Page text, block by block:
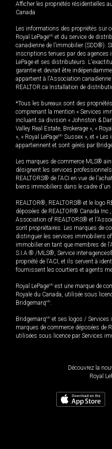
Afficher les propriétés résidentielles
Canada
Les informations des propriétés sur
Royal LePageMD et du service de
canadienne de l’immobilier (SDD®).
inscriptions tenues par des agences
LePage et ses distributeurs.
garantie et devrait être
appartient à l'Association
REALTOR.ca Installation de
*Tous les bureaux sont des
comprenant la mention « Services
incluant sa division « Johnston &
Valley Real Estate, Brokerage », «
», « Royal LePageMD Sussex », et «
appartiennent et sont gérés par
Les marques de commerce MLS®
désignent les services
REALTORS® de l'ACI en vue de
biens immobiliers dans le cadre d'un
REALTOR®, REALTORS® et le logo
déposées de REALTOR® Canada
Association of REALTORS® et
sont propriétaires. Les marques de
distinguer les services immobiliers
immobilier en tant que membres de
S.I.A.® /MLS®, Service inter-
propriété de l'ACI, et ils servent à
fournissent les courtiers et agents
Royal LePageMD est une marque de
Royale du Canada, utilisée sous
BridgemarqMD.
BridgemarqMD et ses logos /
marques de commerce déposées de
utilisées sous licence par Services
Découvrez la
Royal